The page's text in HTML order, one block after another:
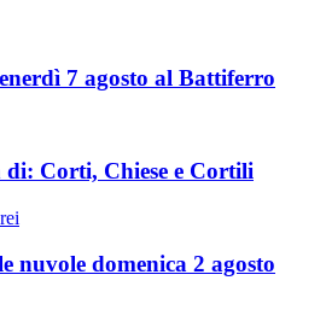
7 agosto al Battiferro
Corti, Chiese e Cortili
nuvole domenica 2 agosto